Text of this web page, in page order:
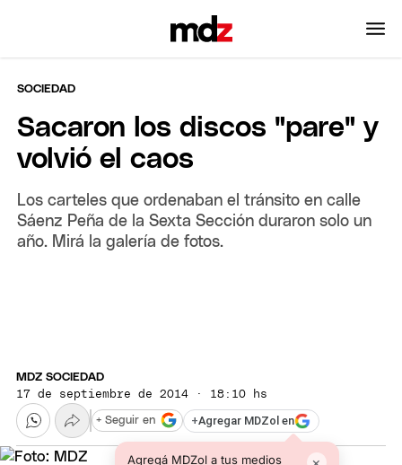
SOCIEDAD
Sacaron los discos "pare" y
volvió el caos
Los carteles que ordenaban el tránsito en calle
Sáenz Peña de la Sexta Sección duraron solo un
año. Mirá la galería de fotos.
MDZ SOCIEDAD
17 de septiembre de 2014 · 18:10 hs
+Agregar MDZol en
Agregá MDZol a tus medios
+ Seguir en